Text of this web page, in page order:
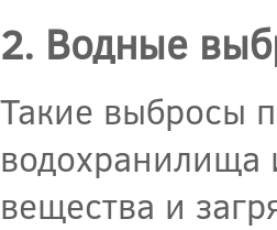
2. Водные
Такие выбросы
водохранилища
вещества и